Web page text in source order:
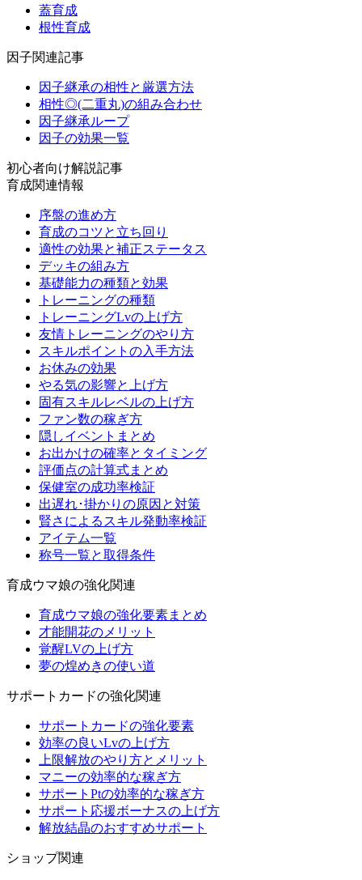
蓋育成
根性育成
因子関連記事
因子継承の相性と厳選方法
相性◎(二重丸)の組み合わせ
因子継承ループ
因子の効果一覧
初心者向け解説記事
育成関連情報
序盤の進め方
育成のコツと立ち回り
適性の効果と補正ステータス
デッキの組み方
基礎能力の種類と効果
トレーニングの種類
トレーニングLvの上げ方
友情トレーニングのやり方
スキルポイントの入手方法
お休みの効果
やる気の影響と上げ方
固有スキルレベルの上げ方
ファン数の稼ぎ方
隠しイベントまとめ
お出かけの確率とタイミング
評価点の計算式まとめ
保健室の成功率検証
出遅れ･掛かりの原因と対策
賢さによるスキル発動率検証
アイテム一覧
称号一覧と取得条件
育成ウマ娘の強化関連
育成ウマ娘の強化要素まとめ
才能開花のメリット
覚醒LVの上げ方
夢の煌めきの使い道
サポートカードの強化関連
サポートカードの強化要素
効率の良いLvの上げ方
上限解放のやり方とメリット
マニーの効率的な稼ぎ方
サポートPtの効率的な稼ぎ方
サポート応援ボーナスの上げ方
解放結晶のおすすめサポート
ショップ関連